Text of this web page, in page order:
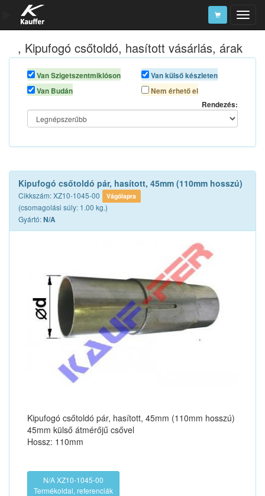
Szerszámkatalógus
Kosár
Alkatrészek
, Kipufogó csőtoldó, hasított vásárlás, árak
Van Szigetszentmiklóson
Van Budán
Van külső készleten
Nem érhető el
Rendezés:
Kipufogó csőtoldó pár, hasított, 45mm (110mm hosszú)
Cikkszám: XZ10-1045-00 Vágólapra
(csomagolási súly: 1.00 kg.)
Gyártó:N/A
Kipufogó csőtoldó pár, hasított, 45mm (110mm hosszú)
45mm külső átmérőjű csővel
Hossz: 110mm
N/A XZ10-1045-00
Termékoldal, referenciák